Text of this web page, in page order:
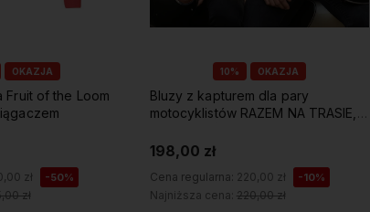
OKAZJA
Fruit of the Loom
zł -50%
zł
10% OKAZJA
Bluzy z kapturem dla pary
motocyklistów RAZEM NA TRASIE,
198,00 zł
Cena regularna: 220,00 zł -10%
Najniższa cena: 220,00 zł